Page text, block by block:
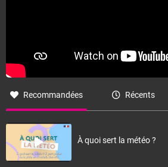
Recommandées Récents
À quoi sert la météo ?